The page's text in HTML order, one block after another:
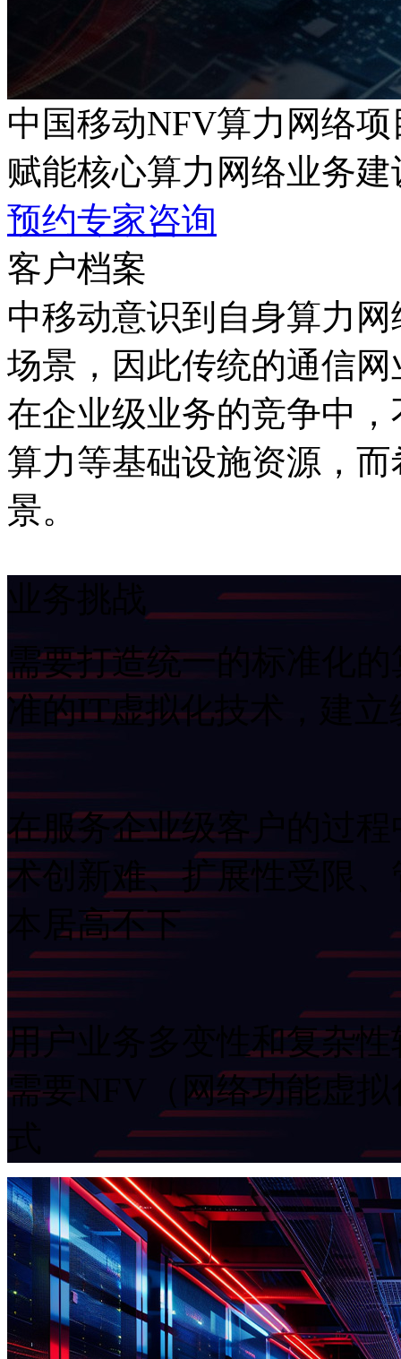
中国移动NFV算力网络项
赋能核心算力网络业务建
预约专家咨询
客户档案
中移动意识到自身算力
场景，因此传统的通信
在企业级业务的竞争中
算力等基础设施资源
景。
需要打造统一的标准化的
准的IT虚拟化技术，建
在服务企业级客户的过程中
术创新难、扩展性受限
本居高不下
用户业务多变性和复杂性较
需要NFV（网络功能虚